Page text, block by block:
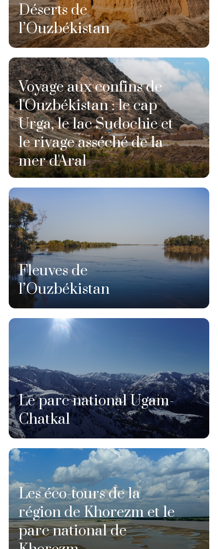
Déserts de
l’Ouzbékistan
Voyage aux confins de
l'Ouzbékistan : le cap
Urga, le lac Sudochie et
le rivage asséché de la
mer d'Aral
Fleuves de
l’Ouzbékistan
Le parc national Ugam-
Chatkal
Les éco-tours de la
région de Khorezm et le
parc national de